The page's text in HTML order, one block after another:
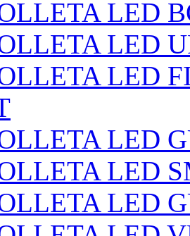
LED
LED
LED
LED
LED
LED